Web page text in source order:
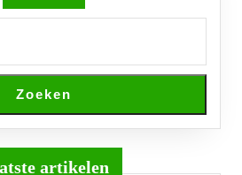
Zoeken
artikelen